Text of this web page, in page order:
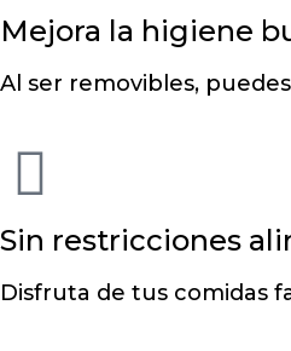
Mejora la higiene
Al ser removibles,
Sin restricciones
Disfruta de tus comidas